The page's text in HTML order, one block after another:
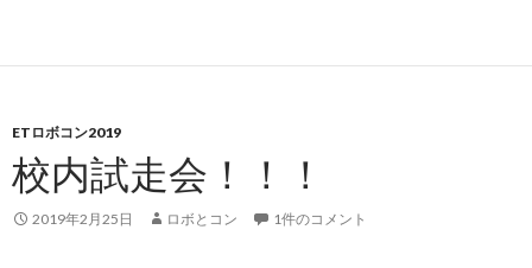
ETロボコン2019
校内試走会！！！
2019年2月25日 ロボとコン 1件のコメント